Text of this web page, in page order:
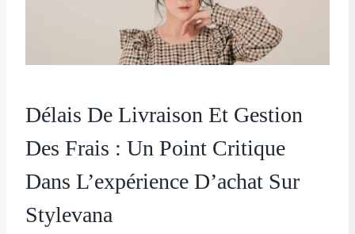
Délais De Livraison Et Gestion
Des Frais : Un Point Critique
Dans L’expérience D’achat Sur
Stylevana